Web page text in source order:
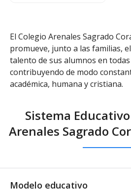
El Colegio Arenales Sagrado
promueve, junto a las familias,
talento de sus alumnos en
contribuyendo de modo
académica, humana y cristiana.
Sistema
Arenales Sagrado
Modelo educativo